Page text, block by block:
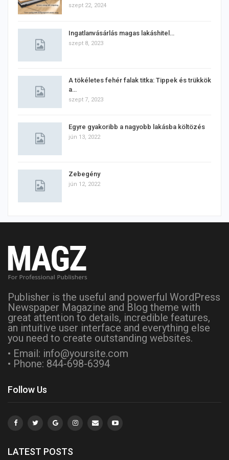
szept 22, 2024
Ingatlanvásárlás magas lakáshitel…
szept 8, 2023
A tökéletes fehér falak titka: Tippek és trükkök
a…
szept 7, 2023
Egyre gyakoribb a nagyobb lakásba költözés
jún 13, 2022
Zebegény
jún 12, 2022
Publisher is the useful and powerful WordPress
Newspaper Magazine and Blog theme with
great attention to details, incredible features,
an intuitive user interface and everything else
you need to create outstanding websites.
• Email: info@yoursite.com
• Phone: 844-698-6394
Follow Us
LATEST POSTS